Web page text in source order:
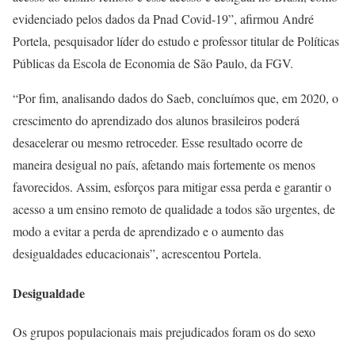
evidenciado pelos dados da Pnad Covid-19”, afirmou André
Portela, pesquisador líder do estudo e professor titular de Políticas
Públicas da Escola de Economia de São Paulo, da FGV.
“Por fim, analisando dados do Saeb, concluímos que, em 2020, o
crescimento do aprendizado dos alunos brasileiros poderá
desacelerar ou mesmo retroceder. Esse resultado ocorre de
maneira desigual no país, afetando mais fortemente os menos
favorecidos. Assim, esforços para mitigar essa perda e garantir o
acesso a um ensino remoto de qualidade a todos são urgentes, de
modo a evitar a perda de aprendizado e o aumento das
desigualdades educacionais”, acrescentou Portela.
Desigualdade
Os grupos populacionais mais prejudicados foram os do sexo